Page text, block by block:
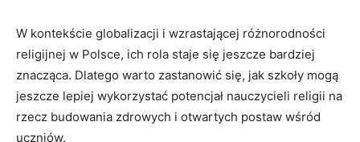
W kontekście globalizacji i wzrastającej różnorodności
religijnej w Polsce, ich rola staje się jeszcze bardziej
znacząca. Dlatego warto zastanowić się, jak szkoły mogą
jeszcze lepiej wykorzystać potencjał nauczycieli religii na
rzecz budowania zdrowych i otwartych postaw wśród
uczniów.